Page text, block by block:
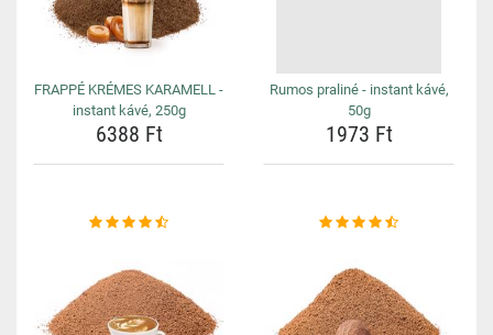
FRAPPÉ KRÉMES KARAMELL -
instant kávé, 250g
6388 Ft
Rumos praliné - instant kávé,
50g
1973 Ft